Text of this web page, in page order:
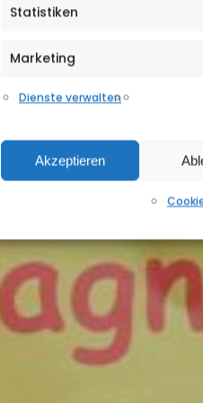
Statistiken
Marketing
Dienste verwalten
Akzeptieren